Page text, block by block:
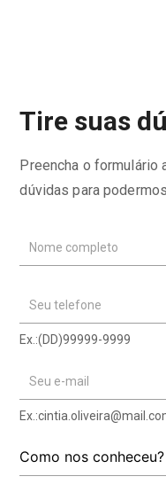
Tire suas
Preencha o
dúvidas para
Nome completo
Seu telefone
Ex.:(DD)99999-9999
Seu e-mail
Ex.: